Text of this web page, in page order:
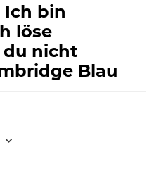
Ich bin
löse
du nicht
Blau